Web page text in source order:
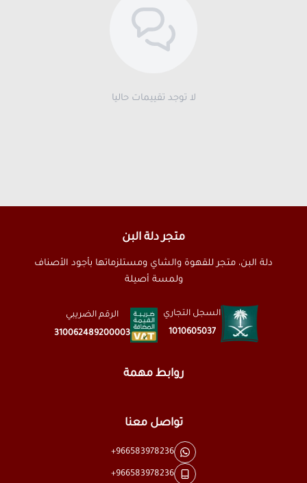
لا توجد تقييمات حاليا
متجر دلة البن
دلة البن، متجر للقهوة والشاي ومستلزماتها بأجود الأصناف
ولمسة أصيلة
السجل التجاري
1010605037
الرقم الضريبي
310062489200003
روابط مهمة
تواصل معنا
+966583978236
+966583978236